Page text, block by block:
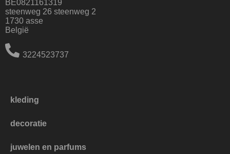
BE0821161319
steenweg 26 steenweg 2
1730 asse
België
3224523737
kleding
decoratie
juwelen en parfums